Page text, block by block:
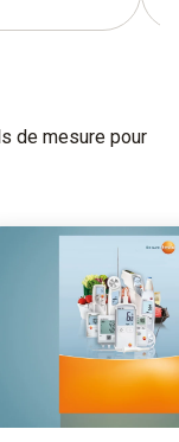
de mesure pour